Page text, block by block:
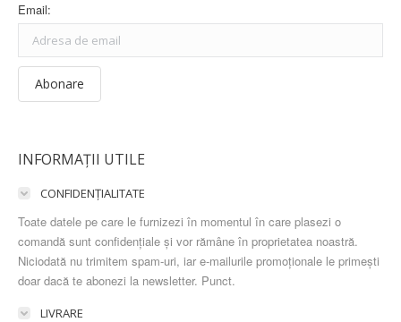
Email:
INFORMAȚII UTILE
CONFIDENȚIALITATE
Toate datele pe care le furnizezi în momentul în care plasezi o
comandă sunt confidențiale și vor rămâne în proprietatea noastră.
Niciodată nu trimitem spam-uri, iar e-mailurile promoționale le primești
doar dacă te abonezi la newsletter. Punct.
LIVRARE